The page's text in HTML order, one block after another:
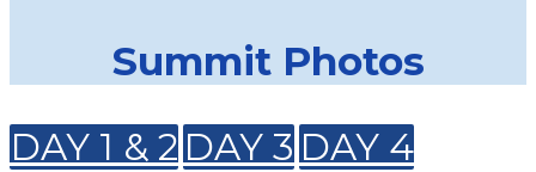
Summit Photos
DAY 1 & 2 DAY 3 DAY 4